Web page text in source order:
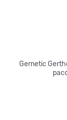
Gernetic Gertherapi –